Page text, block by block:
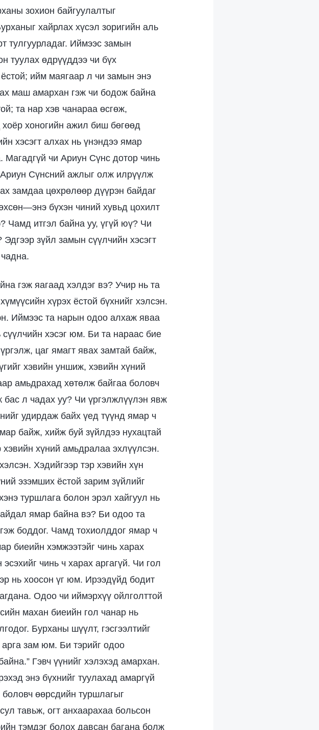
зохион байгуулалтыг
хайрлах хүсэл зоригийн аль
тулгуурладаг. Иймээс замын
туулах өдрүүддээ чи бүх
ёстой; ийм маягаар л чи замын энэ
маш амархан гэж чи бодож байна
та нар хэв чанараа өсгөж,
хоёр хоногийн ажил биш бөгөөд
хэсэгт алхах нь үнэндээ ямар
Магадгүй чи Ариун Сүнс дотор чинь
Сүнсний ажлыг олж илрүүлж
замдаа цөхрөлөөр дүүрэн байдаг
бүхэн чиний хувьд цохилт
Чамд итгэл байна уу, үгүй юү? Чи
зүйл замын сүүлчийн хэсэгт
гэж яагаад хэлдэг вэ? Учир нь та
хүрэх ёстой бүхнийг хэлсэн.
Иймээс та нарын одоо алхаж яваа
хэсэг юм. Би та нараас бие
цаг ямагт явах замтай байж,
хэвийн уншиж, хэвийн хүний
амьдрахад хөтөлж байгаа боловч
бас л чадах уу? Чи үргэлжлүүлэн явж
удирдаж байх үед түүнд ямар ч
байж, хийж буй зүйлдээ нухацтай
хүний амьдралаа эхлүүлсэн.
Хэдийгээр тэр хэвийн хүн
эзэмших ёстой зарим зүйлийг
туршлага болон эрэл хайгуул нь
ямар байна вэ? Би одоо та
боддог. Чамд тохиолддог ямар ч
биеийн хэмжээтэйг чинь харах
чинь ч харах аргагүй. Чи гол
нь хоосон үг юм. Ирээдүйд бодит
Одоо чи иймэрхүү ойлголттой
махан биеийн гол чанар нь
Бурханы шүүлт, гэсгээлтийг
арга зам юм. Би тэрийг одоо
Гэвч үүнийг хэлэхэд амархан.
энэ бүхнийг туулахад амаргүй
өөрсдийн туршлагыг
тавьж, огт анхаарахаа больсон
тэмдэг болох давсан багана болж